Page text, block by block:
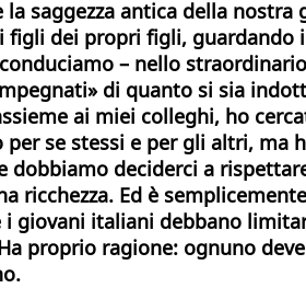
saggezza antica della
dei propri figli, guardando
– nello
di quanto si sia
ai miei colleghi, ho
se stessi e per gli altri,
dobbiamo deciderci a
ricchezza. Ed è
giovani italiani debbano
proprio ragione: ognuno